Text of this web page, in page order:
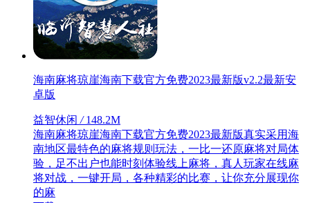
海南麻将琼崖海南下载官方免费2023最新版v2.2最新安
卓版
益智休闲 /148.2M
海南麻将琼崖海南下载官方免费2023最新版真实采用海
南地区最特色的麻将规则玩法，一比一还原麻将对局体
验，足不出户也能时刻体验线上麻将，真人玩家在线麻
将对战，一键开局，各种精彩的比赛，让你充分展现你
的麻